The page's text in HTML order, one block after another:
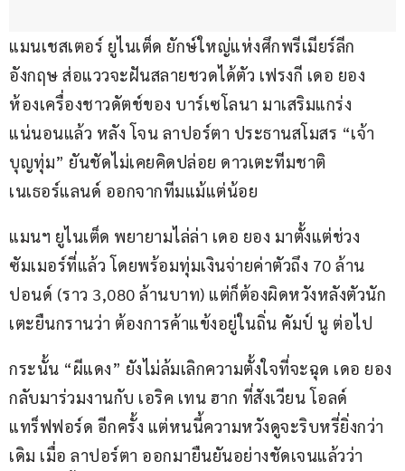
แมนเชสเตอร์ ยูไนเต็ด ยักษ์ใหญ่แห่งศึกพรีเมียร์ลีก
อังกฤษ ส่อแววจะฝันสลายชวดได้ตัว เฟรงกี เดอ ยอง
ห้องเครื่องชาวดัตช์ของ บาร์เซโลนา มาเสริมแกร่ง
แน่นอนแล้ว หลัง โจน ลาปอร์ตา ประธานสโมสร “เจ้า
บุญทุ่ม” ยันชัดไม่เคยคิดปล่อย ดาวเตะทีมชาติ
เนเธอร์แลนด์ ออกจากทีมแม้แต่น้อย
แมนฯ ยูไนเต็ด พยายามไล่ล่า เดอ ยอง มาตั้งแต่ช่วง
ซัมเมอร์ที่แล้ว โดยพร้อมทุ่มเงินจ่ายค่าตัวถึง 70 ล้าน
ปอนด์ (ราว 3,080 ล้านบาท) แต่ก็ต้องผิดหวังหลังตัวนัก
เตะยืนกรานว่า ต้องการค้าแข้งอยู่ในถิ่น คัมป์ นู ต่อไป
กระนั้น “ผีแดง” ยังไม่ล้มเลิกความตั้งใจที่จะฉุด เดอ ยอง
กลับมาร่วมงานกับ เอริค เทน ฮาก ที่สังเวียน โอลด์
แทร็ฟฟอร์ด อีกครั้ง แต่หนนี้ความหวังดูจะริบหรี่ยิ่งกว่า
เดิม เมื่อ ลาปอร์ตา ออกมายืนยันอย่างชัดเจนแล้วว่า